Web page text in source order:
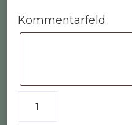
Kommentarfeld